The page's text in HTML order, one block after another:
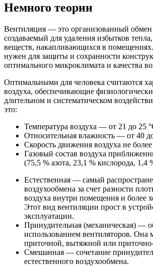
Немного теории
Вентиляция — это организованный обмен
создаваемый для удаления избытков
веществ, накапливающихся в
нужен для защиты и сохранности
оптимального микроклимата и качества
Оптимальными для человека считаются
воздуха, обеспечивающие
длительном и систематическом
это:
Температура воздуха — от 21 до 25
Относительная влажность — от 40
Скорость движения воздуха не
Газовый состав воздуха
(75,5 % азота, 23,1 % кислорода, 1,4
Естественная — самый
воздухообмена за счет разности
воздуха внутри помещения и более
Этот вид вентиляции прост в
эксплуатации.
Принудительная (механическая) —
использованием вентиляторов. Она
приточной, вытяжной или
Смешанная — сочетание
естественного воздухообмена.